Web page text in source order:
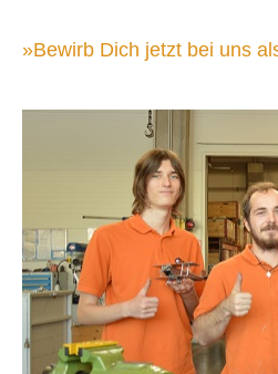
Bewirb Dich jetzt bei uns